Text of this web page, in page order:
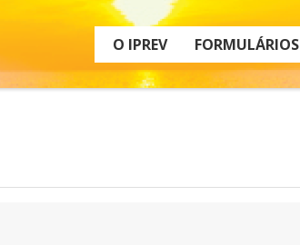
O IPREV FORMULÁRIOS